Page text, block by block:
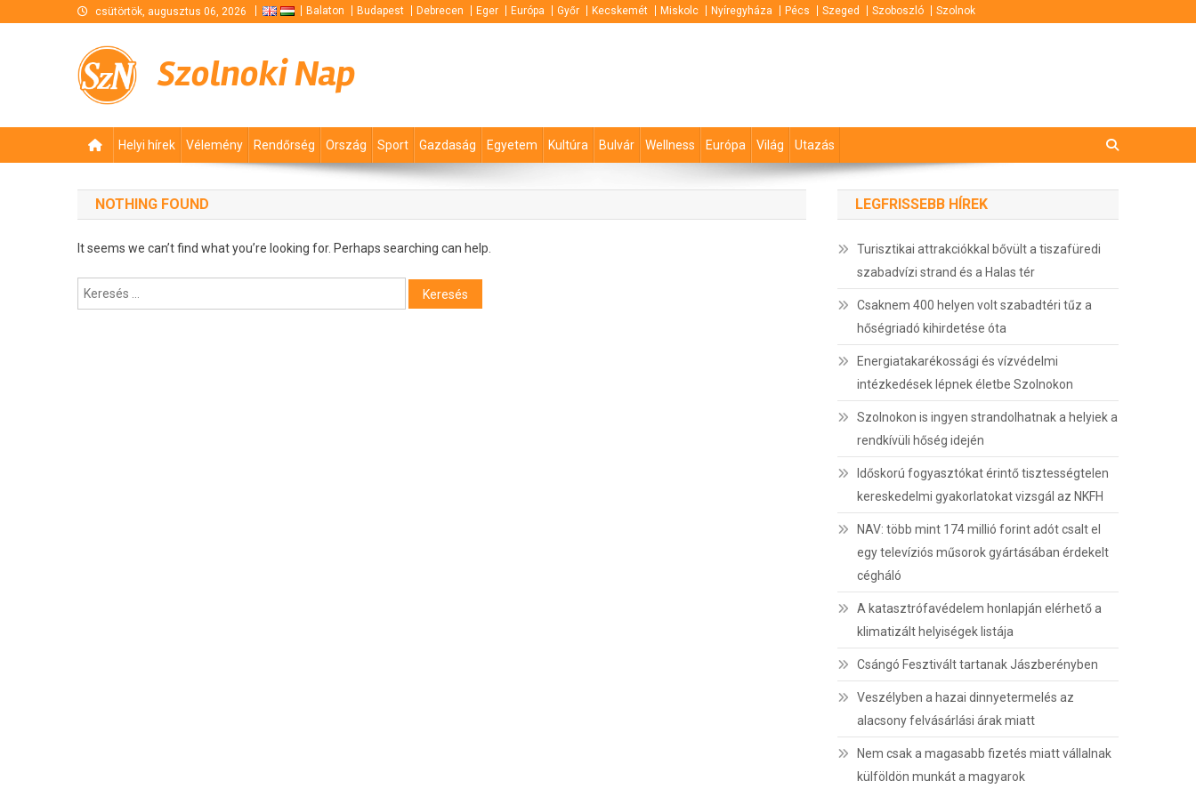
csütörtök, augusztus 06, 2026 Balaton Budapest Debrecen Eger Európa Győr Kecskemét Miskolc Nyíregyháza Pécs Szeged Szoboszló Szolnok
Szolnoki Nap
Helyi hírek Vélemény Rendőrség Ország Sport Gazdaság Egyetem Kultúra Bulvár Wellness Európa Világ Utazás
NOTHING FOUND
It seems we can’t find what you’re looking for. Perhaps searching can help.
Keresés:
LEGFRISSEBB HÍREK
Turisztikai attrakciókkal bővült a tiszafüredi
szabadvízi strand és a Halas tér
Csaknem 400 helyen volt szabadtéri tűz a
hőségriadó kihirdetése óta
Energiatakarékossági és vízvédelmi
intézkedések lépnek életbe Szolnokon
Szolnokon is ingyen strandolhatnak a helyiek a
rendkívüli hőség idején
Időskorú fogyasztókat érintő tisztességtelen
kereskedelmi gyakorlatokat vizsgál az NKFH
NAV: több mint 174 millió forint adót csalt el
egy televíziós műsorok gyártásában érdekelt
cégháló
A katasztrófavédelem honlapján elérhető a
klimatizált helyiségek listája
Csángó Fesztivált tartanak Jászberényben
Veszélyben a hazai dinnyetermelés az
alacsony felvásárlási árak miatt
Nem csak a magasabb fizetés miatt vállalnak
külföldön munkát a magyarok